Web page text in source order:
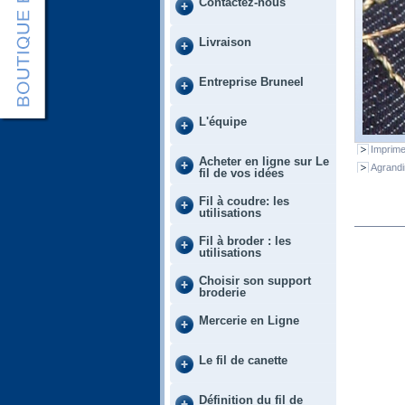
Livraison
Entreprise Bruneel
L'équipe
Acheter en ligne sur Le
fil de vos idées
Fil à coudre: les
utilisations
Fil à broder : les
utilisations
Choisir son support
broderie
Mercerie en Ligne
Le fil de canette
Définition du fil de